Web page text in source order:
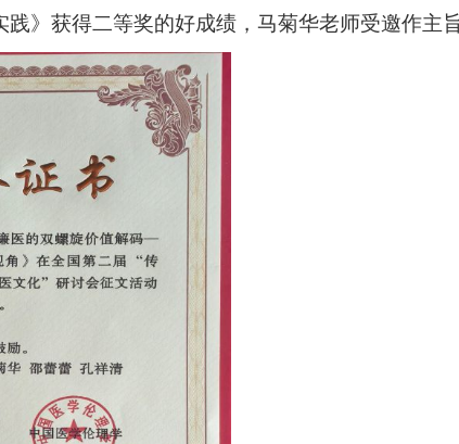
》获得二等奖的好成绩，马菊华老师受邀作主旨